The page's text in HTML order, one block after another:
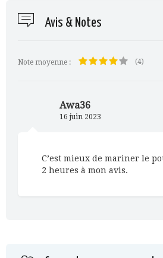
Avis & Notes
Note moyenne : (4)
Awa36
16 juin 2023
C’est mieux de mariner le
2 heures à mon avis.